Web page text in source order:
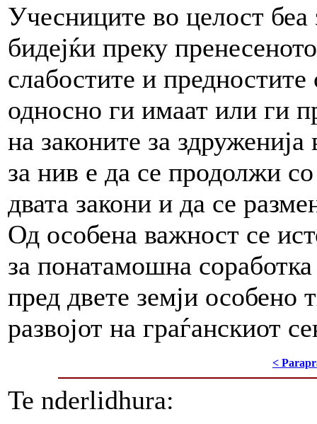
Учесниците во целост беа
бидејќи преку
слабостите и
односно ги имаат или ги
на законите за
за нив е да се продолжи
двата закони и да се
Од особена важност се
за понатамошна
пред двете земји особено
развојот на граѓанскиот
<
Te nderlidhura: